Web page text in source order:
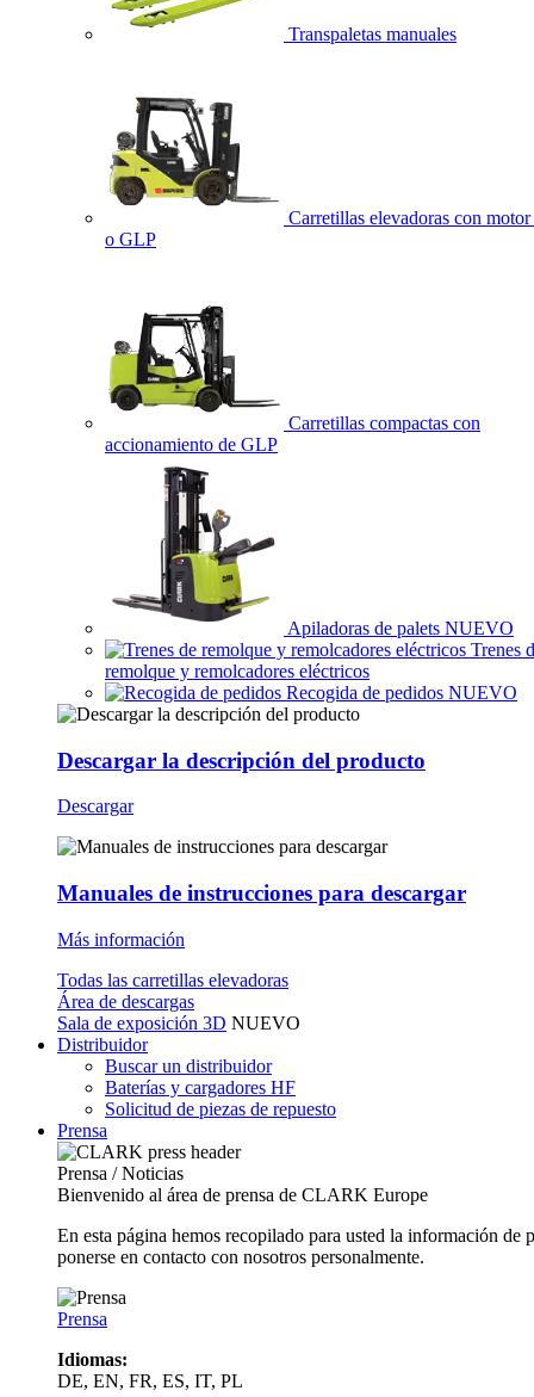
Transpaletas manuales
Carretillas elevadoras con motor
o GLP
Carretillas compactas con
accionamiento de GLP
Apiladoras de palets NUEVO
Trenes
remolque y remolcadores eléctricos
Recogida de pedidos NUEVO
Descargar la descripción del producto
Descargar
Manuales de instrucciones para descargar
Más información
Todas las carretillas elevadoras
Área de descargas
Sala de exposición 3D NUEVO
Distribuidor
Buscar un distribuidor
Baterías y cargadores HF
Solicitud de piezas de repuesto
Prensa
Prensa / Noticias
Bienvenido al área de prensa de CLARK Europe
En esta página hemos recopilado para usted la información
ponerse en contacto con nosotros personalmente.
Prensa
Idiomas:
DE, EN, FR, ES, IT, PL